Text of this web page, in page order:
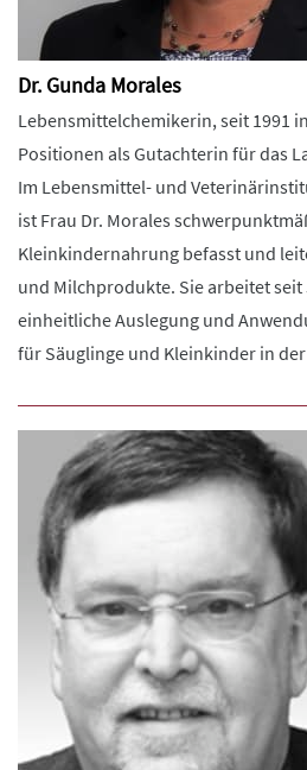
Dr. Gunda Morales
Lebensmittelchemikerin, seit 1991
Positionen als Gutachterin für das
Im Lebensmittel- und
ist Frau Dr. Morales
Kleinkindernahrung befasst und
und Milchprodukte. Sie arbeitet
einheitliche Auslegung und
für Säuglinge und Kleinkinder in der